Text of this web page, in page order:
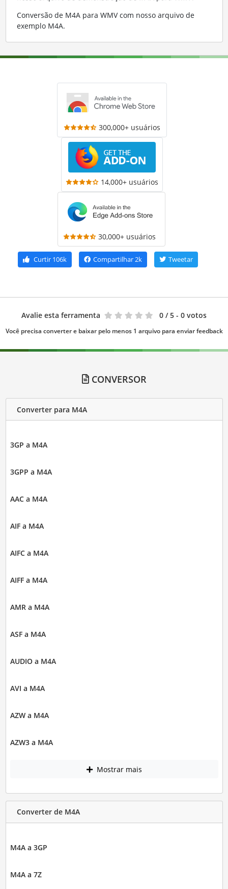
Conversão de M4A para WMV com nosso arquivo de
exemplo M4A.
300,000+ usuários
14,000+ usuários
30,000+ usuários
Curtir 106k Compartilhar2k Tweetar
Avalie esta ferramenta 0 / 5 - 0 votos
Você precisa converter e baixar pelo menos 1 arquivo para enviar feedback
CONVERSOR
Converter para M4A
3GP a M4A
3GPP a M4A
AAC a M4A
AIF a M4A
AIFC a M4A
AIFF a M4A
AMR a M4A
ASF a M4A
AUDIO a M4A
AVI a M4A
AZW a M4A
AZW3 a M4A
Mostrar mais
Converter de M4A
M4A a 3GP
M4A a 7Z